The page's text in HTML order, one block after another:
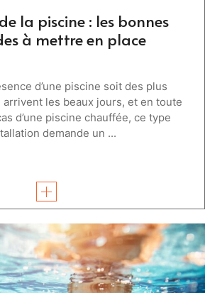
la piscine : les bonnes
à mettre en place
d’une piscine soit des plus
les beaux jours, et en toute
d’une piscine chauffée, ce type
demande un ...